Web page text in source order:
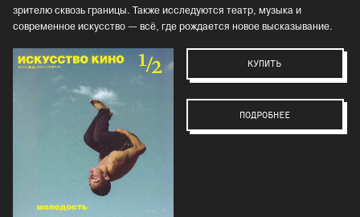
зрителю сквозь границы. Также исследуются театр, музыка и
современное искусство — всё, где рождается новое высказывание.
КУПИТЬ
ПОДРОБНЕЕ